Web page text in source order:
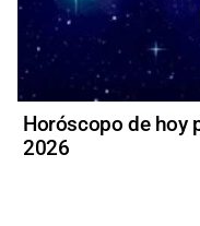
Horóscopo de hoy
2026